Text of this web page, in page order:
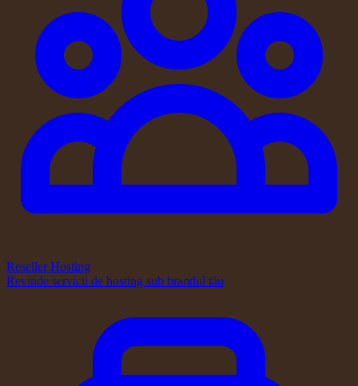
Reseller Hosting
Revinde servicii de hosting sub brandul tău